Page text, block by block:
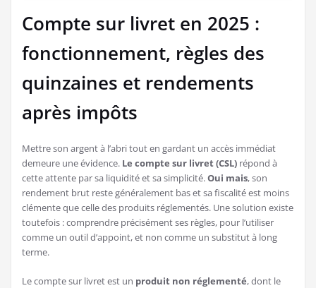
Compte sur livret en 2025 :
fonctionnement, règles des
quinzaines et rendements
après impôts
Mettre son argent à l’abri tout en gardant un accès immédiat
demeure une évidence. Le compte sur livret (CSL) répond à
cette attente par sa liquidité et sa simplicité.Oui mais, son
rendement brut reste généralement bas et sa fiscalité est moins
clémente que celle des produits réglementés. Une solution existe
toutefois : comprendre précisément ses règles, pour l’utiliser
comme un outil d’appoint, et non comme un substitut à long
terme.
Le compte sur livret est un produit non réglementé, dont le